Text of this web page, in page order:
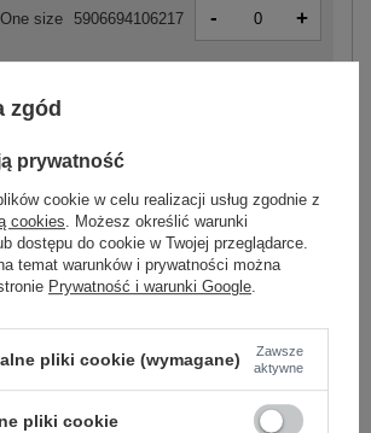
One size 5906694106217 - +
One size 5906694106200 - +
zgód
prywatność
cookie w celu realizacji usług zgodnie z
cookies . Możesz określić warunki
dostępu do cookie w Twojej przeglądarce.
temat warunków i prywatności można
Prywatność i warunki Google
pliki cookie (wymagane)
Zawsze
aktywne
pliki cookie